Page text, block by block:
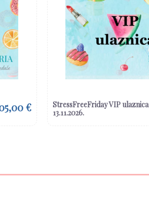
€
StressFreeFriday VIP ulaznica
13.11.2026.